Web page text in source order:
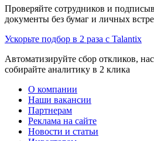
Проверяйте сотрудников и
документы без бумаг и личных
Ускорьте подбор в 2 раза с Talantix
Автоматизируйте сбор откликов,
собирайте аналитику в 2 клика
О компании
Наши вакансии
Партнерам
Реклама на сайте
Новости и статьи